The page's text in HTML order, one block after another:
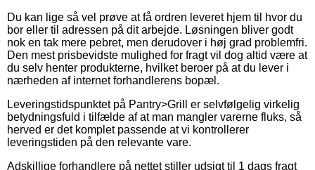
Du kan lige så vel prøve at få ordren leveret hjem til hvor du
bor eller til adressen på dit arbejde. Løsningen bliver godt
nok en tak mere pebret, men derudover i høj grad problemfri.
Den mest prisbevidste mulighed for fragt vil dog altid være at
du selv henter produkterne, hvilket beroer på at du lever i
nærheden af internet forhandlerens bopæl.
Leveringstidspunktet på Pantry>Grill er selvfølgelig virkelig
betydningsfuld i tilfælde af at man mangler varerne fluks, så
herved er det komplet passende at vi kontrollerer
leveringstiden på den relevante vare.
Adskillige forhandlere på nettet stiller udsigt til 1 dags fragt